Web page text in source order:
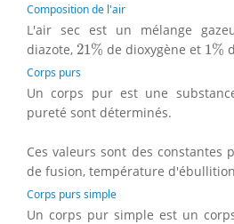
Composition de l'air
L'air sec est un mélange
diazote, 21%
21%de dioxygène et 1%
1%
Corps purs
Un corps pur est une
pureté sont déterminés.
Ces valeurs sont des constantes
de fusion, température
Corps purs simple
Un corps pur simple est un